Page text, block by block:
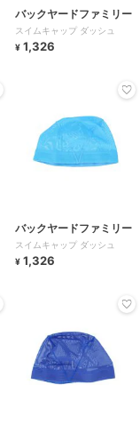
バックヤードファミリー
スイムキャップ ダッシュ
¥ 1,326
バックヤードファミリー
スイムキャップ ダッシュ
¥ 1,326